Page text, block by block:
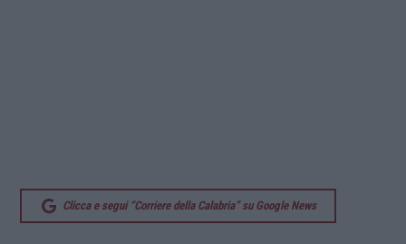
Clicca e segui “Corriere della Calabria” su Google News